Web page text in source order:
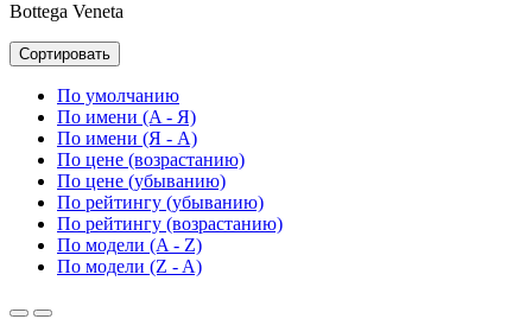
Bottega Veneta
Сортировать
По умолчанию
По имени (A - Я)
По имени (Я - A)
По цене (возрастанию)
По цене (убыванию)
По рейтингу (убыванию)
По рейтингу (возрастанию)
По модели (A - Z)
По модели (Z - A)